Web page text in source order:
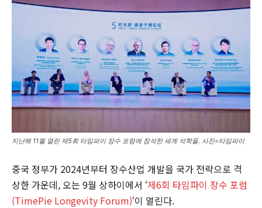
지난해 11월 열린 제5회 타임파이 장수 포럼에 참석한 세계 석학들. 사진=타임파이
중국 정부가 2024년부터 장수산업 개발을 국가 전략으로 격
상한 가운데, 오는 9월 상하이에서 ‘제6회 타임파이 장수 포럼
(TimePie Longevity Forum)‘이 열린다.